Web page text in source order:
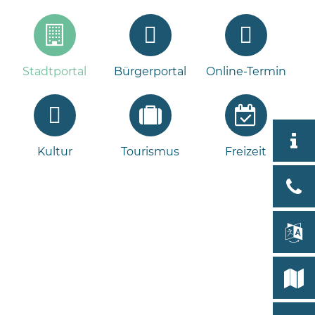
Stadtportal Bürgerportal Online-Termin
Kultur Tourismus Freizeit
Bleeck
19